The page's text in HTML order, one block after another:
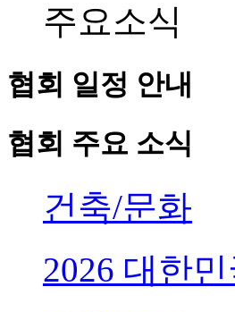
주요소식
협회 일정 안내
협회 주요 소식
건축/문화
2026 대한